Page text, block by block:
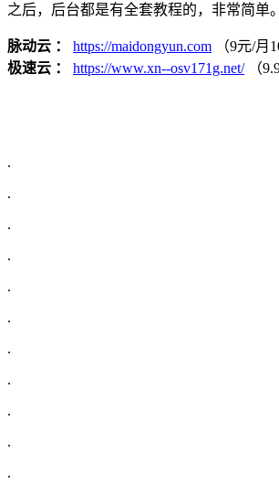
之后，后台都是有全套教程的，非常简单
脉动云 ： https://maidongyun.com （9元/月
极速云 ：
https://www.xn--osv171g.net/（
.
.
.
.
.
.
.
.
.
.
.